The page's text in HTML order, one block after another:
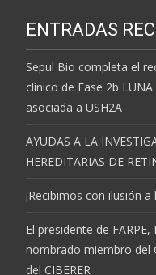
ENTRADAS
Sepul Bio completa el
clínico de Fase 2b
asociada a USH2A
AYUDAS A LA
HEREDITARIAS DE
¡Recibimos con ilusión
El presidente de
nombrado miembro del
del CIBERER